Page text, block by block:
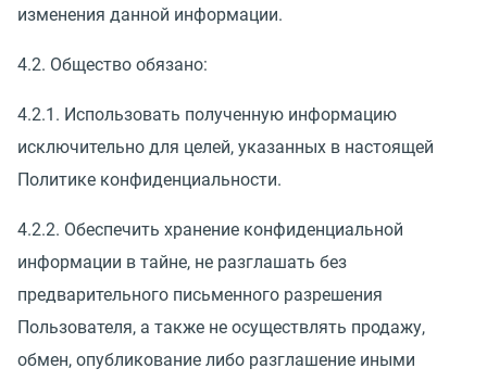
изменения данной информации.
4.2. Общество обязано:
4.2.1. Использовать полученную информацию
исключительно для целей, указанных в настоящей
Политике конфиденциальности.
4.2.2. Обеспечить хранение конфиденциальной
информации в тайне, не разглашать без
предварительного письменного разрешения
Пользователя, а также не осуществлять продажу,
обмен, опубликование либо разглашение иными